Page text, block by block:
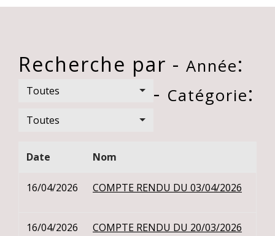
Recherche par - Année:
Toutes - Catégorie:
Toutes
Date Nom
16/04/2026 COMPTE RENDU DU 03/04/2026
16/04/2026 COMPTE RENDU DU 20/03/2026